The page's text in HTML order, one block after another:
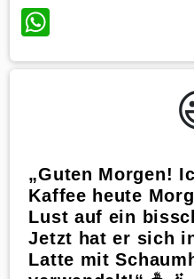
WhatsApp
„Guten Morgen!
Kaffee heute
Lust auf ein
Jetzt hat er sich
Latte mit